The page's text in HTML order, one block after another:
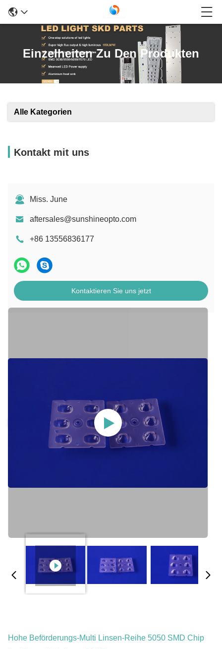
Einzelheiten Zu Den Produkten
Alle Kategorien
Kontakt mit uns
Miss. June
aftersales@sunshineopto.com
+86 13556836177
Kontaktieren Sie uns jetzt
Hohe Beförderungs-Multi Linsen-Reihe 5050 SMD Chip